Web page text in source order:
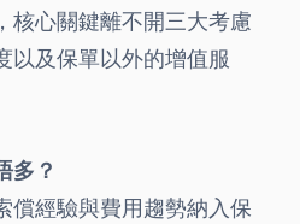
核心關鍵離不開三大考慮
以及保單以外的增值服
多？
償經驗與費用趨勢納入保